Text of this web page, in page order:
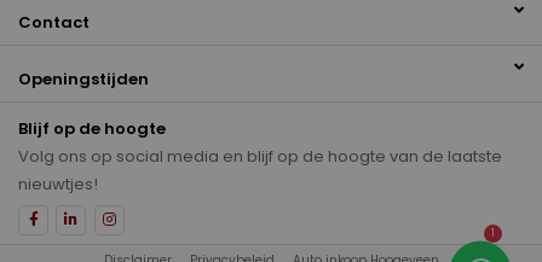
Contact
Openingstijden
Blijf op de hoogte
Volg ons op social media en blijf op de hoogte van de laatste
nieuwtjes!
1